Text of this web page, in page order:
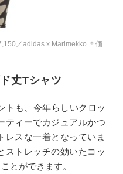
／adidas x Marimekko ＊価
丈Tシャツ
トも、今年らしいクロッ
ティーでカジュアルかつ
レスな一着となっていま
ストレッチの効いたコッ
とができます。